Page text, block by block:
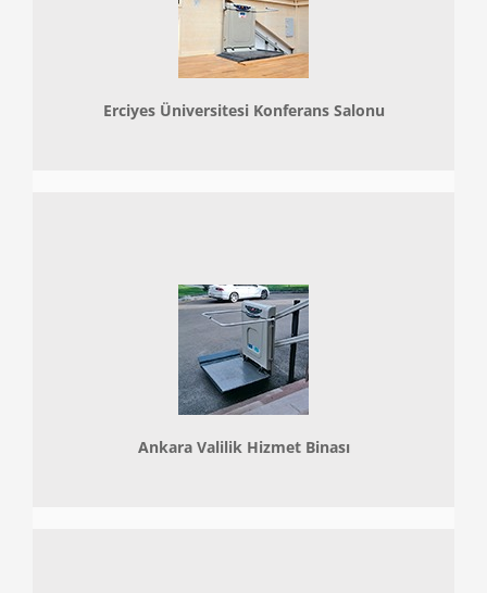
Erciyes Üniversitesi Konferans Salonu
Ankara Valilik Hizmet Binası